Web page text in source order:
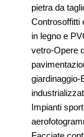
pietra da
Controsoffitti
in legno e
vetro-Opere
giardinaggio-
Impianti